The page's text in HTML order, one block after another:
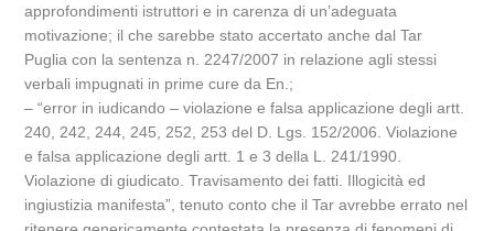
approfondimenti istruttori e in carenza di un’adeguata
motivazione; il che sarebbe stato accertato anche dal Tar
Puglia con la sentenza n. 2247/2007 in relazione agli stessi
verbali impugnati in prime cure da En.;
– “error in iudicando – violazione e falsa applicazione degli artt.
240, 242, 244, 245, 252, 253 del D. Lgs. 152/2006. Violazione
e falsa applicazione degli artt. 1 e 3 della L. 241/1990.
Violazione di giudicato. Travisamento dei fatti. Illogicità ed
ingiustizia manifesta”, tenuto conto che il Tar avrebbe errato nel